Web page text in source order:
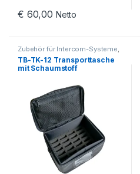
€ 60,00 Netto
Zubehör für Intercom-Systeme,
Sprechanlagen für
Reitsportaktivitäten,Okayo
C200, Taschen und
TB-TK-12 Transporttasche
mit Schaumstoff